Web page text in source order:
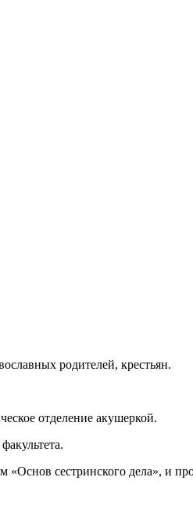
родителей, крестьян.
отделение акушеркой.
сестринского дела», и